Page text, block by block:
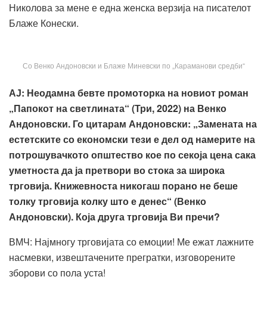
Николова за мене е една женска верзија на писателот
Блаже Конески.
Со Венко Андоновски и Блаже Миневски по „Караманови средби“
АЈ: Неодамна бевте промоторка на новиот роман
„Папокот на светлината“ (Три, 2022) на Венко
Андоновски. Го цитарам Андоновски: „Замената на
естетските со економски тези е дел од намерите на
потрошувачкото општество кое по секоја цена сака
уметноста да ја претвори во стока за широка
трговија. Книжевноста никогаш порано не беше
толку трговија колку што е денес“ (Венко
Андоновски). Која друга трговија Ви пречи?
ВМЧ: Најмногу трговијата со емоции! Ме ежат лажните
насмевки, извештачените прегратки, изговорените
зборови со пола уста!